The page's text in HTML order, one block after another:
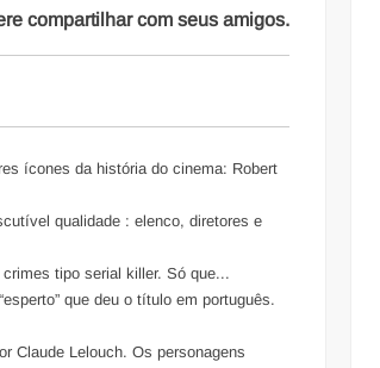
compartilhar com seus amigos.
ícones da história do cinema: Robert
qualidade : elenco, diretores e
tipo serial killer. Só que...
que deu o título em português.
Claude Lelouch. Os personagens